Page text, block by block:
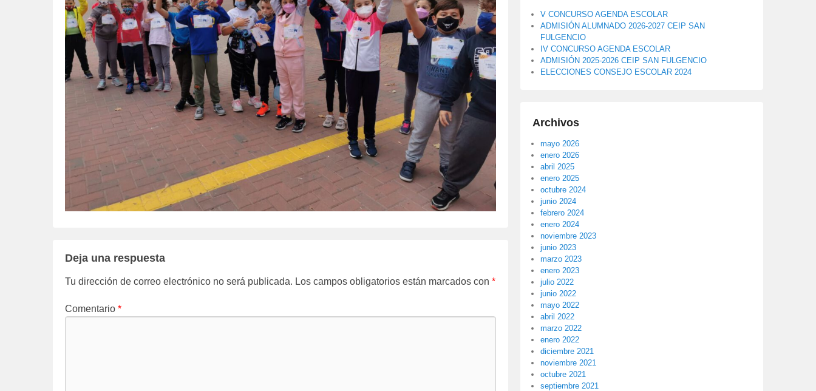
Deja una respuesta
Tu dirección de correo electrónico no será publicada. Los campos obligatorios están marcados con *
Comentario *
V CONCURSO AGENDA ESCOLAR
ADMISIÓN ALUMNADO 2026-2027 CEIP SAN
FULGENCIO
IV CONCURSO AGENDA ESCOLAR
ADMISIÓN 2025-2026 CEIP SAN FULGENCIO
ELECCIONES CONSEJO ESCOLAR 2024
Archivos
mayo 2026
enero 2026
abril 2025
enero 2025
octubre 2024
junio 2024
febrero 2024
enero 2024
noviembre 2023
junio 2023
marzo 2023
enero 2023
julio 2022
junio 2022
mayo 2022
abril 2022
marzo 2022
enero 2022
diciembre 2021
noviembre 2021
octubre 2021
septiembre 2021